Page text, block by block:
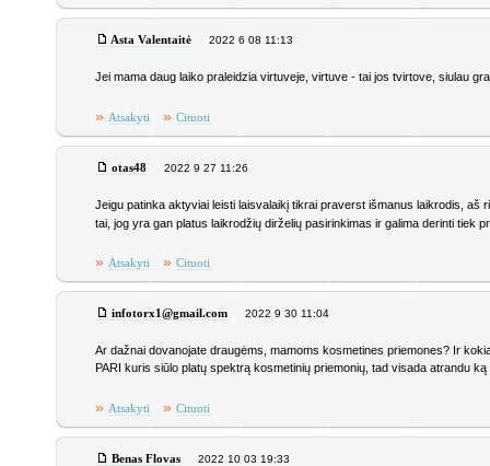
Asta Valentaitė 2022 6 08 11:13
Jei mama daug laiko praleidzia virtuveje, virtuve - tai jos tvirtove, siulau
» Atsakyti » Cituoti
otas48 2022 9 27 11:26
Jeigu patinka aktyviai leisti laisvalaikį tikrai praverst išmanus laikrodis, aš
tai, jog yra gan platus laikrodžių dirželių pasirinkimas ir galima derinti tiek
» Atsakyti » Cituoti
infotorx1@gmail.com 2022 9 30 11:04
Ar dažnai dovanojate draugėms, mamoms kosmetines priemones? Ir
PARI kuris siūlo platų spektrą kosmetinių priemonių, tad visada atrandu
» Atsakyti » Cituoti
Benas Flovas 2022 10 03 19:33